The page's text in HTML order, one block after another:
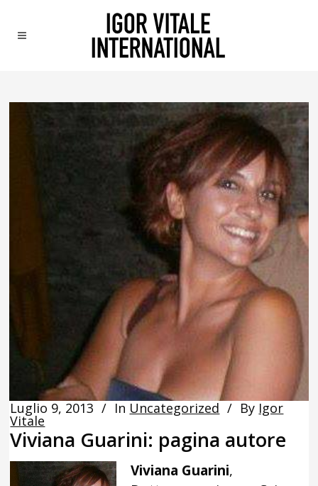
Luglio 9, 2013 In Uncategorized By Igor
Vitale
Viviana Guarini: pagina autore
Viviana Guarini,